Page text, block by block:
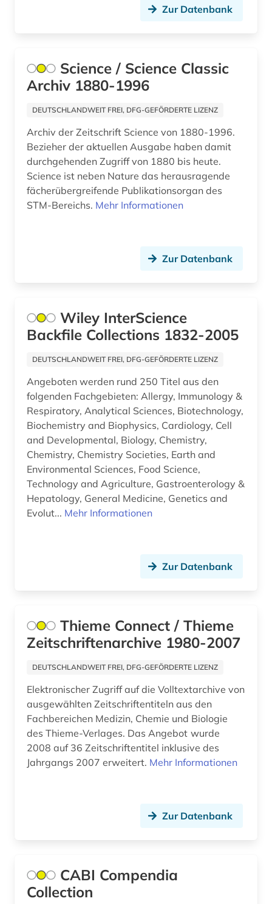
gehirn (3)
geisteswissenschaften (5)
genexpression (1)
geografie (1)
geologie (1)
gesundheitsforschung (1)
gesundheitsförderung (1)
gesundheitsversorgung (1)
gesundheitswesen (4)
gewerbliche schutzrechte (4)
gewerblicher rechtsschutz (5)
giftstoffe (1)
grenzwert (1)
hebammenwissenschaft (1)
herbal remedies (1)
hilfsstoffe (2)
hirnforschung (1)
hochschulschrift (1)
hof (1)
homöopathie (2)
human genetics (1)
Zur Datenbank
Science / Science Classic
Archiv 1880-1996
DEUTSCHLANDWEIT FREI, DFG-GEFÖRDERTE LIZENZ
Archiv der Zeitschrift Science von 1880-1996.
Bezieher der aktuellen Ausgabe haben damit
durchgehenden Zugriff von 1880 bis heute.
Science ist neben Nature das herausragende
fächerübergreifende Publikationsorgan des
STM-Bereichs. Mehr Informationen
Zur Datenbank
Wiley InterScience
Backfile Collections 1832-2005
DEUTSCHLANDWEIT FREI, DFG-GEFÖRDERTE LIZENZ
Angeboten werden rund 250 Titel aus den
folgenden Fachgebieten: Allergy, Immunology &
Respiratory, Analytical Sciences, Biotechnology,
Biochemistry and Biophysics, Cardiology, Cell
and Developmental, Biology, Chemistry,
Chemistry, Chemistry Societies, Earth and
Environmental Sciences, Food Science,
Technology and Agriculture, Gastroenterology &
Hepatology, General Medicine, Genetics and
Evolut... Mehr Informationen
Zur Datenbank
Thieme Connect / Thieme
Zeitschriftenarchive 1980-2007
DEUTSCHLANDWEIT FREI, DFG-GEFÖRDERTE LIZENZ
Elektronischer Zugriff auf die Volltextarchive von
ausgewählten Zeitschriftentiteln aus den
Fachbereichen Medizin, Chemie und Biologie
des Thieme-Verlages. Das Angebot wurde
2008 auf 36 Zeitschriftentitel inklusive des
Jahrgangs 2007 erweitert. Mehr Informationen
Zur Datenbank
CABI Compendia
Collection